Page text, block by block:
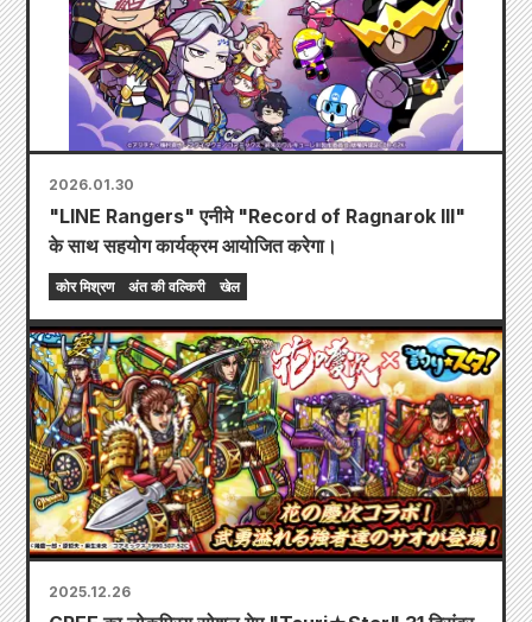
2026.01.30
"LINE Rangers" एनीमे "Record of Ragnarok III"
के साथ सहयोग कार्यक्रम आयोजित करेगा।
कोर मिश्रण अंत की वल्किरी खेल
2025.12.26